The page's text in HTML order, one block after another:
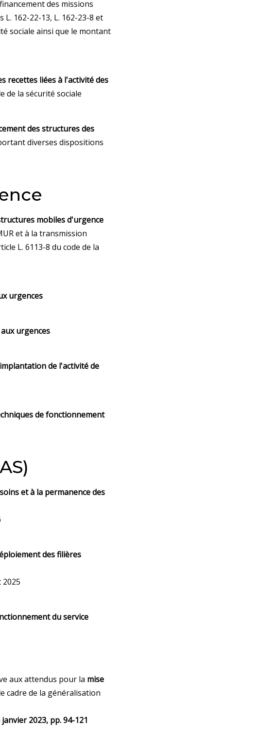
des missions
162-22-13, L. 162-23-8 et
sociale ainsi que le montant
recettes liées à l'activité des
de la sécurité sociale
des structures des
diverses dispositions
mobiles d'urgence
et à la transmission
L. 6113-8 du code de la
urgences
urgences
de l'activité de
de fonctionnement
et à la permanence des
des filières
du service
aux attendus pour la mise
cadre de la généralisation
2023, pp. 94-121